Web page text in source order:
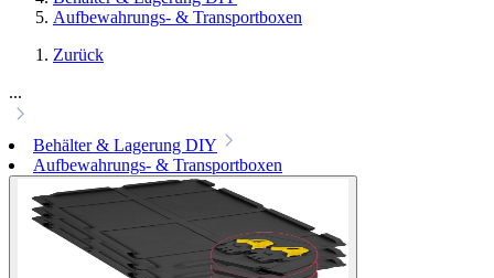
Aufbewahrungs- & Transportboxen
Zurück
...
Behälter & Lagerung DIY
Aufbewahrungs- & Transportboxen